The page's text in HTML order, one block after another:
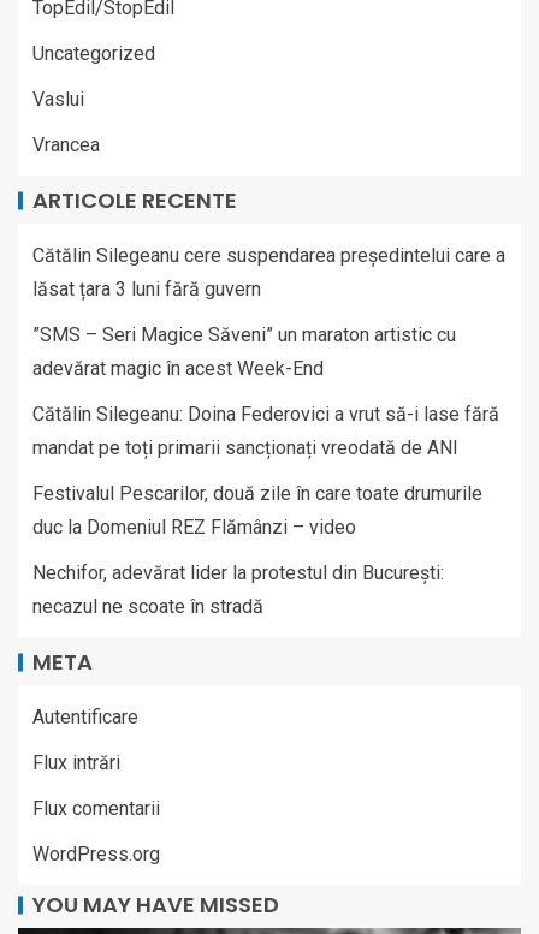
TopEdil/StopEdil
Uncategorized
Vaslui
Vrancea
ARTICOLE RECENTE
Cătălin Silegeanu cere suspendarea președintelui care a
lăsat țara 3 luni fără guvern
”SMS – Seri Magice Săveni” un maraton artistic cu
adevărat magic în acest Week-End
Cătălin Silegeanu: Doina Federovici a vrut să-i lase fără
mandat pe toți primarii sancționați vreodată de ANI
Festivalul Pescarilor, două zile în care toate drumurile
duc la Domeniul REZ Flămânzi – video
Nechifor, adevărat lider la protestul din București:
necazul ne scoate în stradă
META
Autentificare
Flux intrări
Flux comentarii
WordPress.org
YOU MAY HAVE MISSED